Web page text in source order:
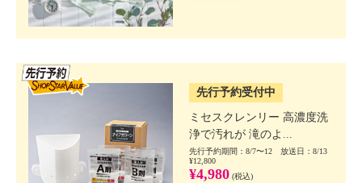
先行予約受付中
ミセスクレンリー 高濃度洗
浄で汚れが 滝のよ...
先行予約期間：8/7〜12 放送日：8/13
¥12,800
¥4,980 (税込)